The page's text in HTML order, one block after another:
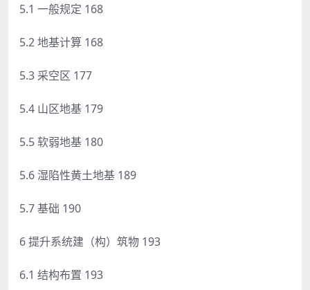
5.1 一般规定 168
5.2 地基计算 168
5.3 采空区 177
5.4 山区地基 179
5.5 软弱地基 180
5.6 湿陷性黄土地基 189
5.7 基础 190
6 提升系统建（构）筑物 193
6.1 结构布置 193